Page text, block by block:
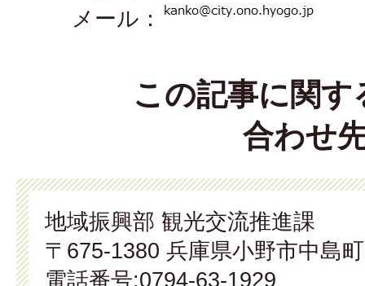
メール：
この記事に関す
合わせ
地域振興部 観光交流推進課
〒675-1380 兵庫県小野市中島
電話番号:0794-63-1929